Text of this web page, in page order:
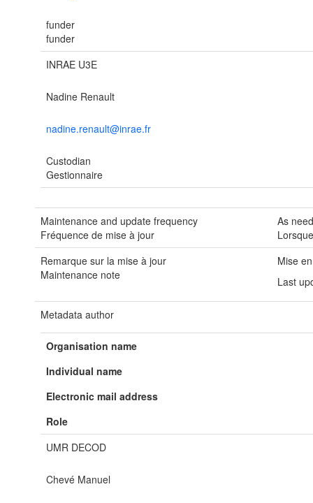
funder
funder
INRAE U3E
Nadine Renault
nadine.renault@inrae.fr
Custodian
Gestionnaire
Maintenance and update frequency
Fréquence de mise à jour
As
Remarque sur la mise à jour
Maintenance note
Mise
Last
Metadata author
Organisation name
Individual name
Electronic mail address
Role
UMR DECOD
Chevé Manuel